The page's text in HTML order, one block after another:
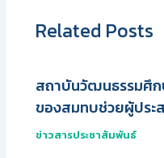
Related Posts
สถาบันวัฒนธรรมศึ
ของสมทบช่วยผู้ประ
ข่าวสารประชาสัมพันธ์